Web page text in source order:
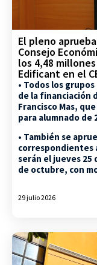
El pleno
Consejo
los 4,48
Edificant en el
• Todos los
de la financiación
Francisco Mas,
para alumnado de
• También se
correspondientes
serán el jueves 25
de octubre, con
29 julio 2026